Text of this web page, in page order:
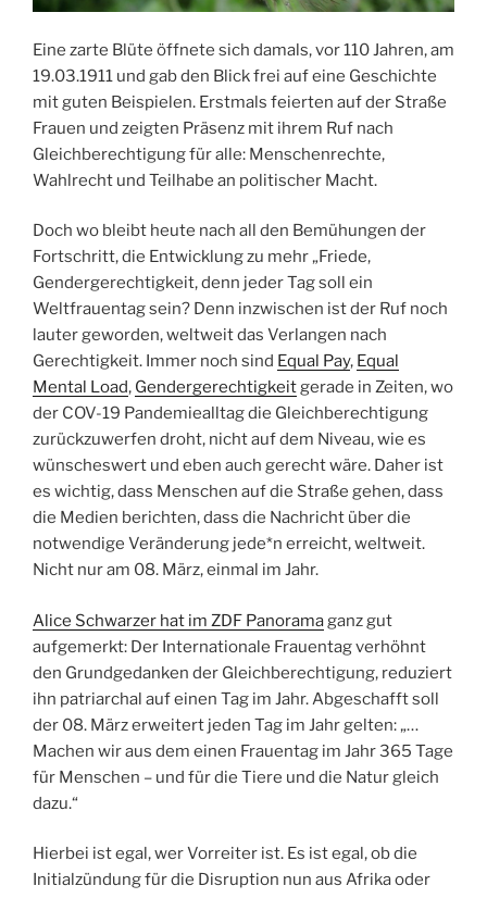
Eine zarte Blüte öffnete sich damals, vor 110 Jahren, am
19.03.1911 und gab den Blick frei auf eine Geschichte
mit guten Beispielen. Erstmals feierten auf der Straße
Frauen und zeigten Präsenz mit ihrem Ruf nach
Gleichberechtigung für alle: Menschenrechte,
Wahlrecht und Teilhabe an politischer Macht.
Doch wo bleibt heute nach all den Bemühungen der
Fortschritt, die Entwicklung zu mehr „Friede,
Gendergerechtigkeit, denn jeder Tag soll ein
Weltfrauentag sein? Denn inzwischen ist der Ruf noch
lauter geworden, weltweit das Verlangen nach
Gerechtigkeit. Immer noch sind Equal Pay, Equal
Mental Load, Gendergerechtigkeitgerade in Zeiten, wo
der COV-19 Pandemiealltag die Gleichberechtigung
zurückzuwerfen droht, nicht auf dem Niveau, wie es
wünscheswert und eben auch gerecht wäre. Daher ist
es wichtig, dass Menschen auf die Straße gehen, dass
die Medien berichten, dass die Nachricht über die
notwendige Veränderung jede*n erreicht, weltweit.
Nicht nur am 08. März, einmal im Jahr.
Alice Schwarzer hat im ZDF Panoramaganz gut
aufgemerkt: Der Internationale Frauentag verhöhnt
den Grundgedanken der Gleichberechtigung, reduziert
ihn patriarchal auf einen Tag im Jahr. Abgeschafft soll
der 08. März erweitert jeden Tag im Jahr gelten: „…
Machen wir aus dem einen Frauentag im Jahr 365 Tage
für Menschen – und für die Tiere und die Natur gleich
dazu.“
Hierbei ist egal, wer Vorreiter ist. Es ist egal, ob die
Initialzündung für die Disruption nun aus Afrika oder